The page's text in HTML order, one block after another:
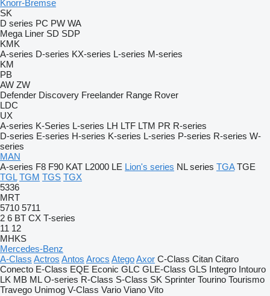
Knorr-Bremse
SK
D series PC PW WA
Mega Liner SD SDP
KMK
A-series D-series KX-series L-series M-series
KM
PB
AW ZW
Defender Discovery Freelander Range Rover
LDC
UX
A-series K-Series L-series LH LTF LTM PR R-series
D-series E-series H-series K-series L-series P-series R-series W-
series
MAN
A-series F8 F90 KAT L2000 LE Lion's series NL series TGA TGE
TGL TGM TGS TGX
5336
MRT
5710 5711
2 6 BT CX T-series
11 12
MHKS
Mercedes-Benz
A-Class Actros Antos Arocs AtegoAxor C-Class Citan Citaro
Conecto E-Class EQE Econic GLC GLE-Class GLS Integro Intouro
LK MB ML O-series R-Class S-Class SK Sprinter Tourino Tourismo
Travego Unimog V-Class Vario Viano Vito